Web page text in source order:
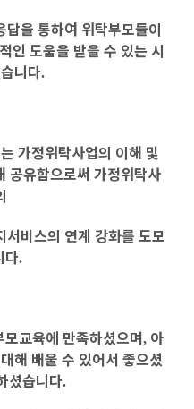
을 통하여 위탁부모들이
인 도움을 받을 수 있는 시
니다.
가정위탁사업의 이해 및
공유함으로써 가정위탁사
비스의 연계 강화를 도모
다.
교육에 만족하셨으며, 아
해 배울 수 있어서 좋으셨
셨습니다.